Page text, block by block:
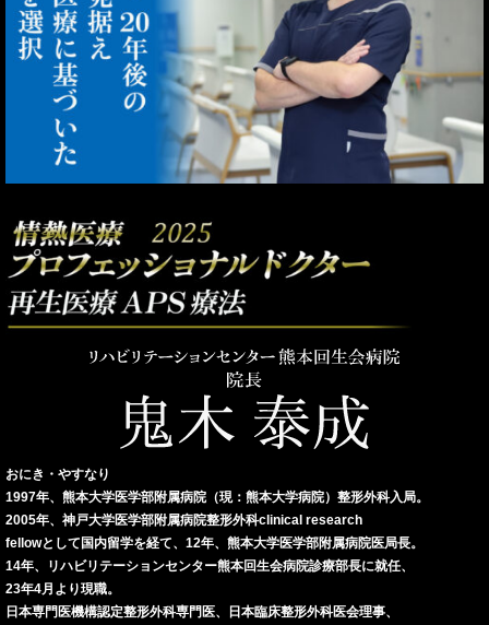
おにき・やすなり
1997年、熊本大学医学部附属病院（現：熊本大学病院）整形外科入局。
2005年、神戸大学医学部附属病院整形外科clinical research
fellowとして国内留学を経て、12年、熊本大学医学部附属病院医局長。
14年、リハビリテーションセンター熊本回生会病院診療部長に就任、
23年4月より現職。
日本専門医機構認定整形外科専門医、日本臨床整形外科医会理事、